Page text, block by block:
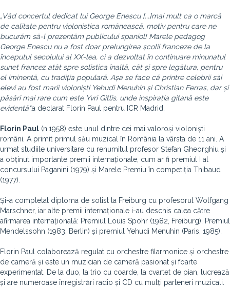
„Văd concertul dedicat lui George Enescu [...]mai mult ca o marcă
de calitate pentru violonistica românească, motiv pentru care ne
bucurăm să-l prezentăm publicului spaniol! Marele pedagog
George Enescu nu a fost doar prelungirea școlii franceze de la
începutul secolului al XX-lea, ci a dezvoltat în continuare minunatul
sunet francez atât spre solistica înaltă, cât și spre legătura, pentru
el iminentă, cu tradiția populară. Așa se face că printre celebrii săi
elevi au fost marii violoniști Yehudi Menuhin și Christian Ferras, dar și
păsări mai rare cum este Yvri Gitlis, unde inspirația gitană este
evidentă",a declarat Florin Paul pentru ICR Madrid.
Florin Paul (n.1958) este unul dintre cei mai valoroși violoniști
români. A primit primul său muzical în România la vârsta de 11 ani. A
urmat studiile universitare cu renumitul profesor Ștefan Gheorghiu și
a obținut importante premii internaționale, cum ar fi premiul I al
concursului Paganini (1979) și Marele Premiu în competiția Thibaud
(1977).
Și-a completat diploma de solist la Freiburg cu profesorul Wolfgang
Marschner, iar alte premii internaționale i-au deschis calea către
afirmarea internațională: Premiul Louis Spohr (1982, Freiburg), Premiul
Mendelssohn (1983, Berlin) și premiul Yehudi Menuhin (Paris, 1985).
Florin Paul colaborează regulat cu orchestre filarmonice și orchestre
de cameră și este un muzician de cameră pasionat și foarte
experimentat. De la duo, la trio cu coarde, la cvartet de pian, lucrează
și are numeroase înregistrări radio și CD cu mulți parteneri muzicali.